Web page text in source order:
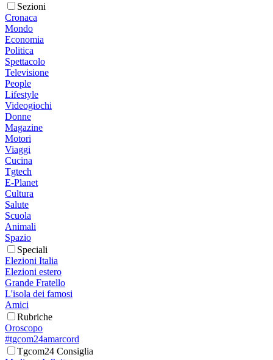
Sezioni
Cronaca
Mondo
Economia
Politica
Spettacolo
Televisione
People
Lifestyle
Videogiochi
Donne
Magazine
Motori
Viaggi
Cucina
Tgtech
E-Planet
Cultura
Salute
Scuola
Animali
Spazio
Speciali
Elezioni Italia
Elezioni estero
Grande Fratello
L'isola dei famosi
Amici
Rubriche
Oroscopo
#tgcom24amarcord
Tgcom24 Consiglia